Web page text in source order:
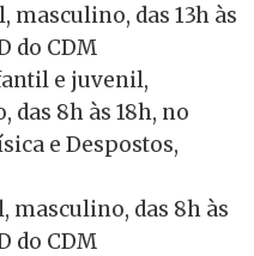
masculino, das 13h às
do CDM
e juvenil,
8h às 18h, no
e Despostos,
masculino, das 8h às
do CDM